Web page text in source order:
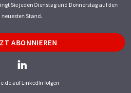
Sie jeden Dienstag und Donnerstag auf den
neuesten Stand.
ABONNIEREN
auf LinkedIn folgen